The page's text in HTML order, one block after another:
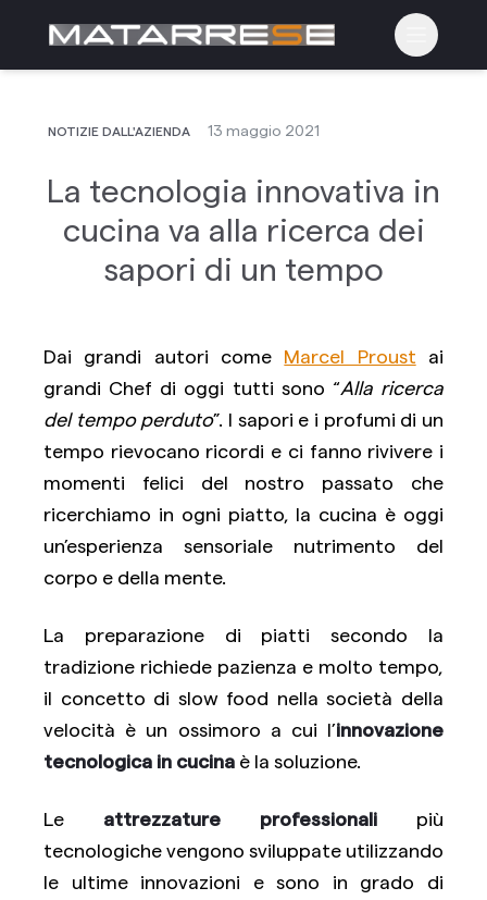
Apri il
NOTIZIE DALL'AZIENDA 13 maggio 2021
La tecnologia innovativa in
cucina va alla ricerca dei
sapori di un tempo
Dai grandi autori come Marcel Proust ai
grandi Chef di oggi tutti sono “Alla ricerca
del tempo perduto”. I sapori e i profumi di un
tempo rievocano ricordi e ci fanno rivivere i
momenti felici del nostro passato che
ricerchiamo in ogni piatto, la cucina è oggi
un’esperienza sensoriale nutrimento del
corpo e della mente.
La preparazione di piatti secondo la
tradizione richiede pazienza e molto tempo,
il concetto di slow food nella società della
velocità è un ossimoro a cui l’innovazione
tecnologica in cucina è la soluzione.
Le attrezzature professionali più
tecnologiche vengono sviluppate utilizzando
le ultime innovazioni e sono in grado di